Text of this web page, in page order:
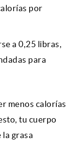
por
a 0,25 libras,
para
menos calorías
tu cuerpo
la grasa